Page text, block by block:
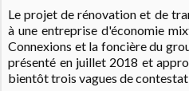
Le projet de rénovation et de
à une entreprise d'économie
Connexions et la foncière du
présenté en juillet 2018 et
bientôt trois vagues de